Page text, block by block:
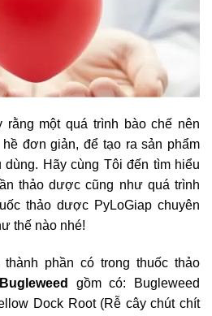
một quá trình bào chế nên
đơn giản, để tạo ra sản phẩm
Hãy cùng Tôi đến tìm hiểu
thảo dược cũng như quá trình
thảo dược PyLoGiap chuyên
thế nào nhé!
phần có trong thuốc thảo
gồm có: Bugleweed
Dock Root (Rễ cây chút chít